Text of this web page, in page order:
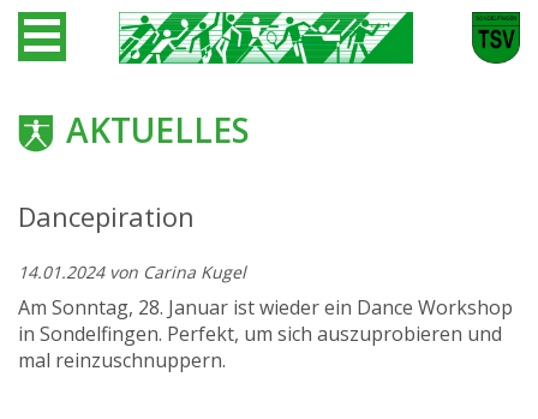
AKTUELLES
Dancepiration
14.01.2024von Carina Kugel
Am Sonntag, 28. Januar ist wieder ein Dance Workshop
in Sondelfingen. Perfekt, um sich auszuprobieren und
mal reinzuschnuppern.